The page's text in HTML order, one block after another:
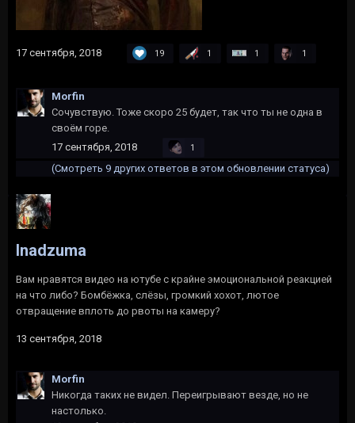
17 сентября, 2018 19 1 1 1
Morfin
Сочувствую. Тоже скоро 25 будет, так что ты не одна в
своём горе.
17 сентября, 2018
1
(Смотреть 9 других ответов в этом обновлении статуса)
Inadzuma
Вам нравятся видео на ютубе с крайне эмоциональной реакцией
на что либо? Бомбёжка, слёзы, громкий хохот, лютое
отвращение вплоть до рвоты на камеру?
13 сентября, 2018
Morfin
Никогда таких не видел. Переигрывают везде, но не
настолько.